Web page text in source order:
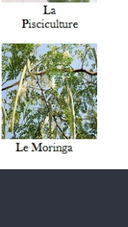
de départ
Ouedraogo, pour
C’est ainsi qu’il a
sa retraite, tout en
(ENN) 2022 au